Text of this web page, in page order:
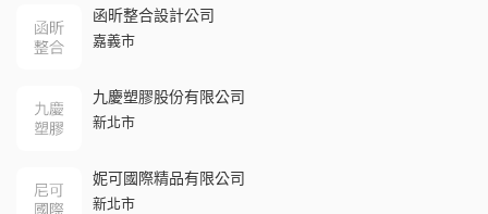
函昕整合設計公司
嘉義市
九慶塑膠股份有限公司
新北市
妮可國際精品有限公司
新北市